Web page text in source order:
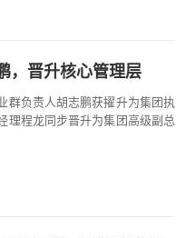
，晋升核心管理层
群负责人胡志鹏获擢升为集团执
理程龙同步晋升为集团高级副总